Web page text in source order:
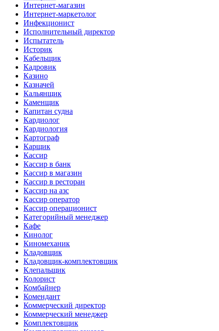
Интернет-магазин
Интернет-маркетолог
Инфекционист
Исполнительный директор
Испытатель
Историк
Кабельщик
Кадровик
Казино
Казначей
Кальянщик
Каменщик
Капитан судна
Кардиолог
Кардиология
Картограф
Карщик
Кассир
Кассир в банк
Кассир в магазин
Кассир в ресторан
Кассир на азс
Кассир оператор
Кассир операционист
Категорийный менеджер
Кафе
Кинолог
Киномеханик
Кладовщик
Кладовщик-комплектовщик
Клепальщик
Колорист
Комбайнер
Комендант
Коммерческий директор
Коммерческий менеджер
Комплектовщик